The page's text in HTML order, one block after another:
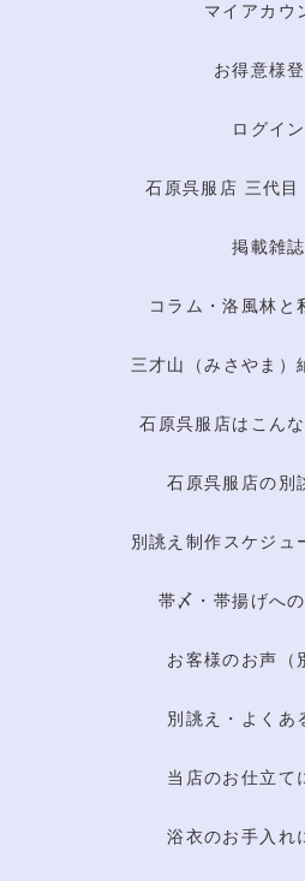
マイアカウ
お得意様
ログイン
石原呉服店 三代
掲載雑誌
コラム・洛風林と
三才山（みさやま）
石原呉服店はこんな
石原呉服店の別
別誂え制作スケジュ
帯〆・帯揚げへ
お客様のお声（
別誂え・よくあ
当店のお仕立て
浴衣のお手入れ